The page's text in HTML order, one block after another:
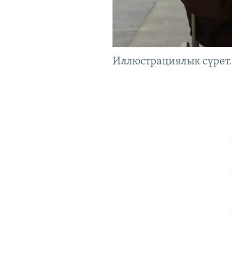
Иллюстрациялык сүрөт.